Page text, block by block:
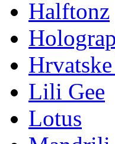
Halftonz
Lili Gee
Lotus